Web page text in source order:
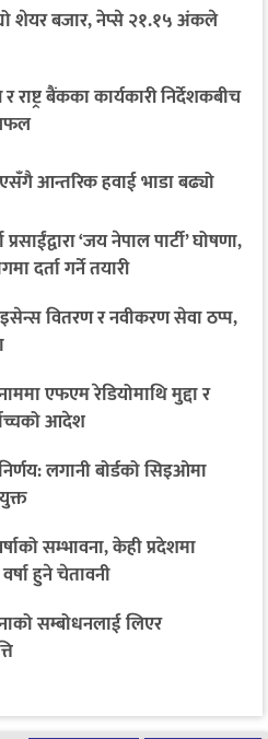
शेयर बजार, नेप्से २१.१५ अंकले
र राष्ट्र बैंकका कार्यकारी निर्देशकबीच
आन्तरिक हवाई भाडा बढ्यो
‘जय नेपाल पार्टी’ घोषणा,
दर्ता गर्ने तयारी
वितरण र नवीकरण सेवा ठप्प,
एफएम रेडियोमाथि मुद्दा र
आदेश
लगानी बोर्डको सिइओमा
सम्भावना, केही प्रदेशमा
हुने चेतावनी
सम्बोधनलाई लिएर